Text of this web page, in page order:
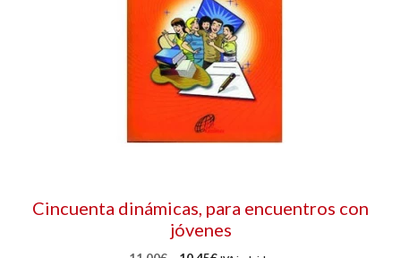
Cincuenta dinámicas, para encuentros con
jóvenes